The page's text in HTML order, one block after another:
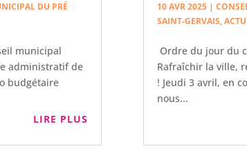
DU PRÉ
municipal
administratif de
budgétaire
LIRE PLUS
10 AVR 2025|
SAINT-GERVAIS,ACTU
Ordre du jour du
Rafraîchir la ville,
! Jeudi 3 avril, en
nous...